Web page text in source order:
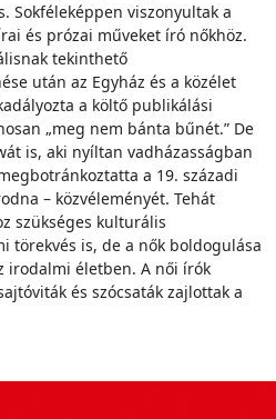
Sokféleképpen viszonyultak a
és prózai műveket író nőkhöz.
tekinthető
után az Egyház és a közélet
a költő publikálási
„meg nem bánta bűnét.” De
is, aki nyíltan vadházasságban
a 19. századi
– közvéleményét. Tehát
szükséges kulturális
törekvés is, de a nők boldogulása
irodalmi életben. A női írók
és szócsaták zajlottak a